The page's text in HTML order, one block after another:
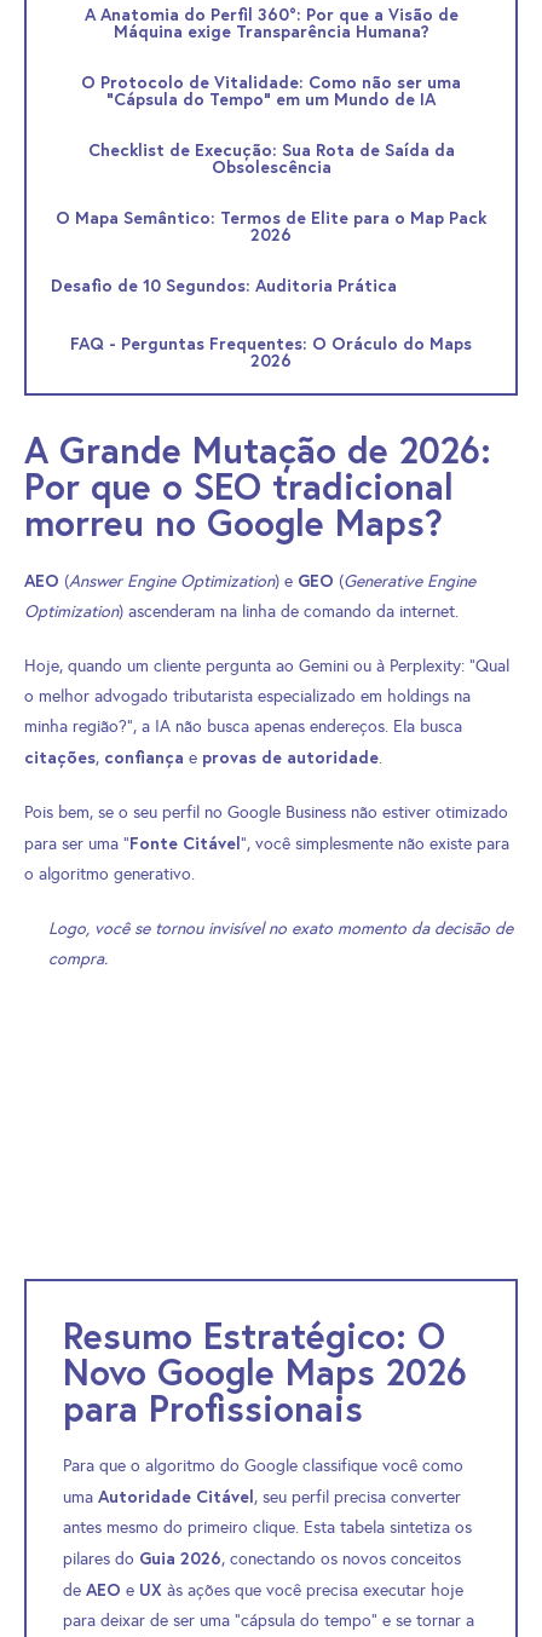
A Anatomia do Perfil 360°: Por que a Visão de
Máquina exige Transparência Humana?
O Protocolo de Vitalidade: Como não ser uma
"Cápsula do Tempo" em um Mundo de IA
Checklist de Execução: Sua Rota de Saída da
Obsolescência
O Mapa Semântico: Termos de Elite para o Map Pack
2026
Desafio de 10 Segundos: Auditoria Prática
FAQ - Perguntas Frequentes: O Oráculo do Maps
2026
A Grande Mutação de 2026:
Por que o SEO tradicional
morreu no Google Maps?
AEO (Answer Engine Optimization) e GEO (Generative Engine
Optimization) ascenderam na linha de comando da internet.
Hoje, quando um cliente pergunta ao Gemini ou à Perplexity: “Qual
o melhor advogado tributarista especializado em holdings na
minha região?”, a IA não busca apenas endereços. Ela busca
citações, confiança e provas de autoridade.
Pois bem, se o seu perfil no Google Business não estiver otimizado
para ser uma “Fonte Citável“, você simplesmente não existe para
o algoritmo generativo.
Logo, você se tornou invisível no exato momento da decisão de
compra.
Resumo Estratégico: O
Novo Google Maps 2026
para Profissionais
Para que o algoritmo do Google classifique você como
uma Autoridade Citável, seu perfil precisa converter
antes mesmo do primeiro clique. Esta tabela sintetiza os
pilares do Guia 2026, conectando os novos conceitos
de AEO e UX às ações que você precisa executar hoje
para deixar de ser uma “cápsula do tempo” e se tornar a